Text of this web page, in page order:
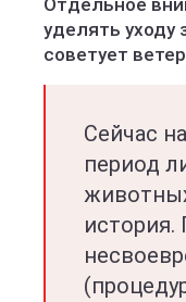
Отдельное
уделять
советует
Сейчас
период
история.